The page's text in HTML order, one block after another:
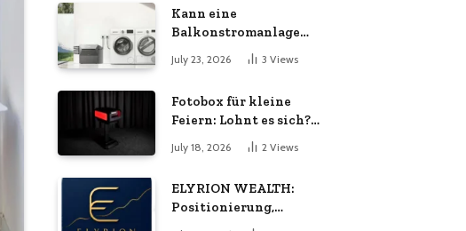
Fertigung und
unternehmerische
Kontinuität wirklich
Kann eine
Balkonstromanlage
Energiebedarf
July 23, 2026 3 Views
Fotobox für kleine
Feiern: Lohnt es sich?
Vorteile, Kosten &
Tipps
July 18, 2026 2 Views
ELYRION WEALTH:
Positionierung,
Philosophie und das